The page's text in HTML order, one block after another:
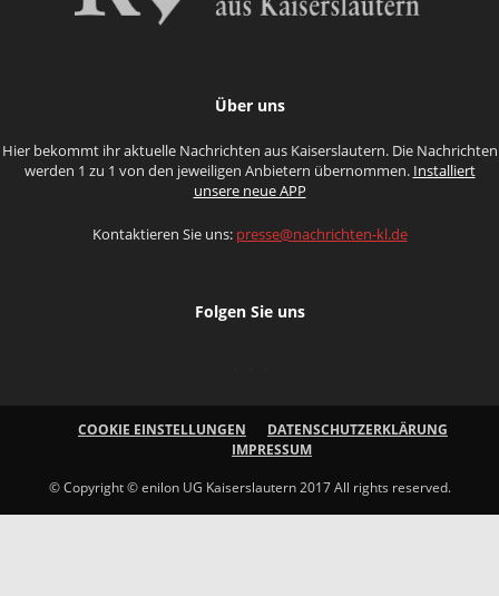
Über uns
Hier bekommt ihr aktuelle Nachrichten aus Kaiserslautern. Die Nachrichten
werden 1 zu 1 von den jeweiligen Anbietern übernommen. Installiert
unsere neue APP
Kontaktieren Sie uns: presse@nachrichten-kl.de
Folgen Sie uns
COOKIE EINSTELLUNGEN
DATENSCHUTZERKLÄRUNG
IMPRESSUM
© Copyright © enilon UG Kaiserslautern 2017 All rights reserved.